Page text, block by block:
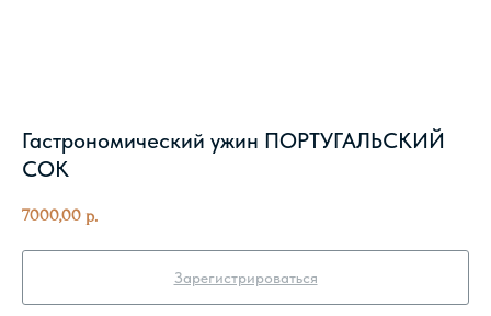
Гастрономический ужин ПОРТУГАЛЬСКИЙ
СОК
7000,00 р.
Зарегистрироваться